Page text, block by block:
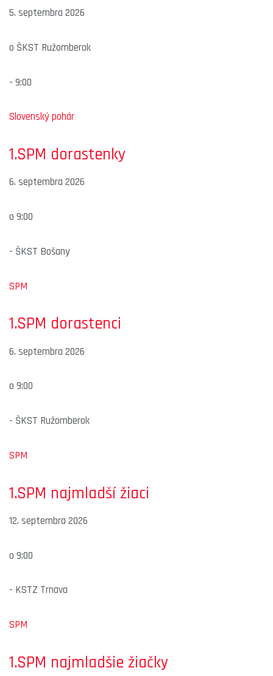
5. septembra 2026
o ŠKST Ružomberok
- 9:00
Slovenský pohár
1.SPM dorastenky
6. septembra 2026
o 9:00
- ŠKST Bošany
SPM
1.SPM dorastenci
6. septembra 2026
o 9:00
- ŠKST Ružomberok
SPM
1.SPM najmladší žiaci
12. septembra 2026
o 9:00
- KSTZ Trnava
SPM
1.SPM najmladšie žiačky